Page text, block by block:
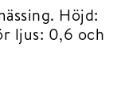
Höjd:
ljus: 0,6 och